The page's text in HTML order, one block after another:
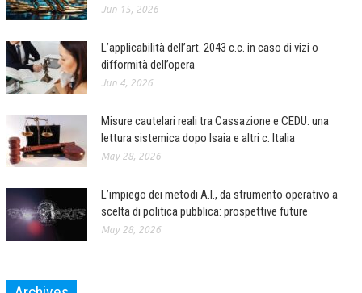
Jun 15, 2026
L’applicabilità dell’art. 2043 c.c. in caso di vizi o
difformità dell’opera
Jun 4, 2026
Misure cautelari reali tra Cassazione e CEDU: una
lettura sistemica dopo Isaia e altri c. Italia
May 28, 2026
L’impiego dei metodi A.I., da strumento operativo a
scelta di politica pubblica: prospettive future
May 28, 2026